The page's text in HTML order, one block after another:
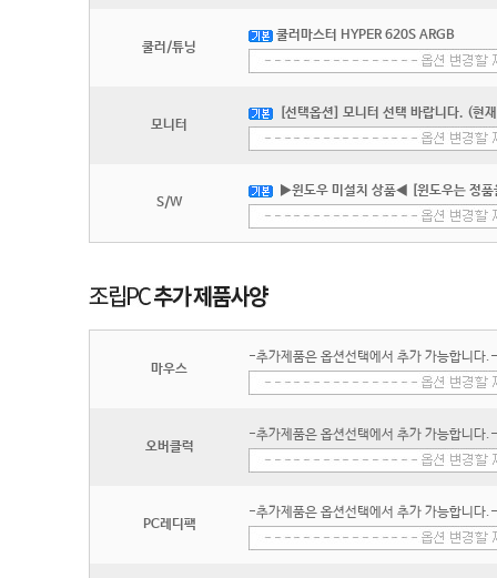
쿨러/튜닝
쿨러마스터 HYPER 620S ARGB
모니터
[선택옵션] 모니터 선택 바랍니다. (현
S/W
▶윈도우 미설치 상품◀ [윈도우는 정
마우스
-추가제품은 옵션선택에서 추가 가능합니다.-
오버클럭
-추가제품은 옵션선택에서 추가 가능합니다.-
PC레디팩
-추가제품은 옵션선택에서 추가 가능합니다.-